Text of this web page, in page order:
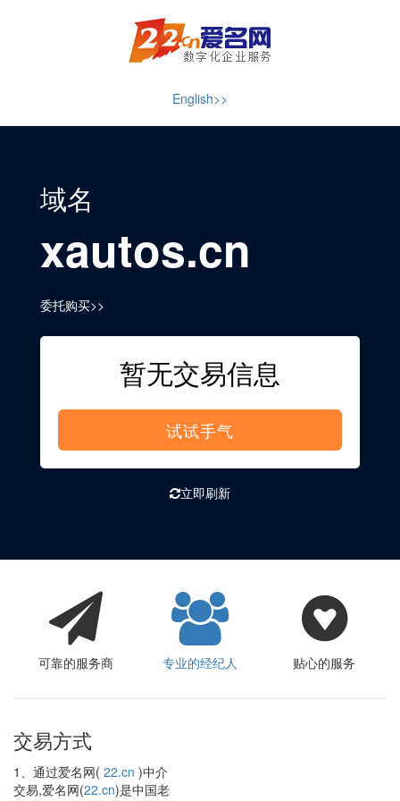
English>>
域名
xautos.cn
委托购买>>
暂无交易信息
试试手气
立即刷新
可靠的服务商 专业的经纪人 贴心的服务
交易方式
1、通过爱名网( 22.cn )中介
交易,爱名网(22.cn)是中国老